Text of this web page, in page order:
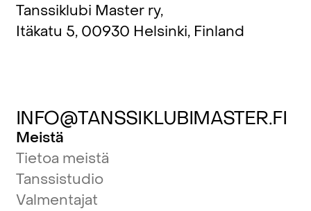
Tanssiklubi Master ry,
Itäkatu 5, 00930 Helsinki, Finland
INFO@TANSSIKLUBIMASTER.FI
Meistä
Tietoa meistä
Tanssistudio
Valmentajat